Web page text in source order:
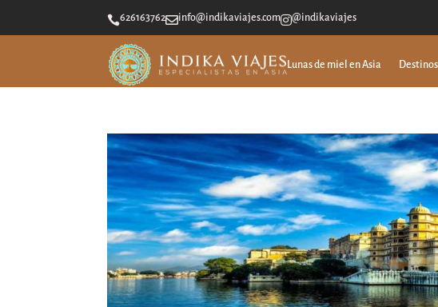
626163762info@indikaviajes.com@indikaviajes
Lunas de miel en Asia Destinos